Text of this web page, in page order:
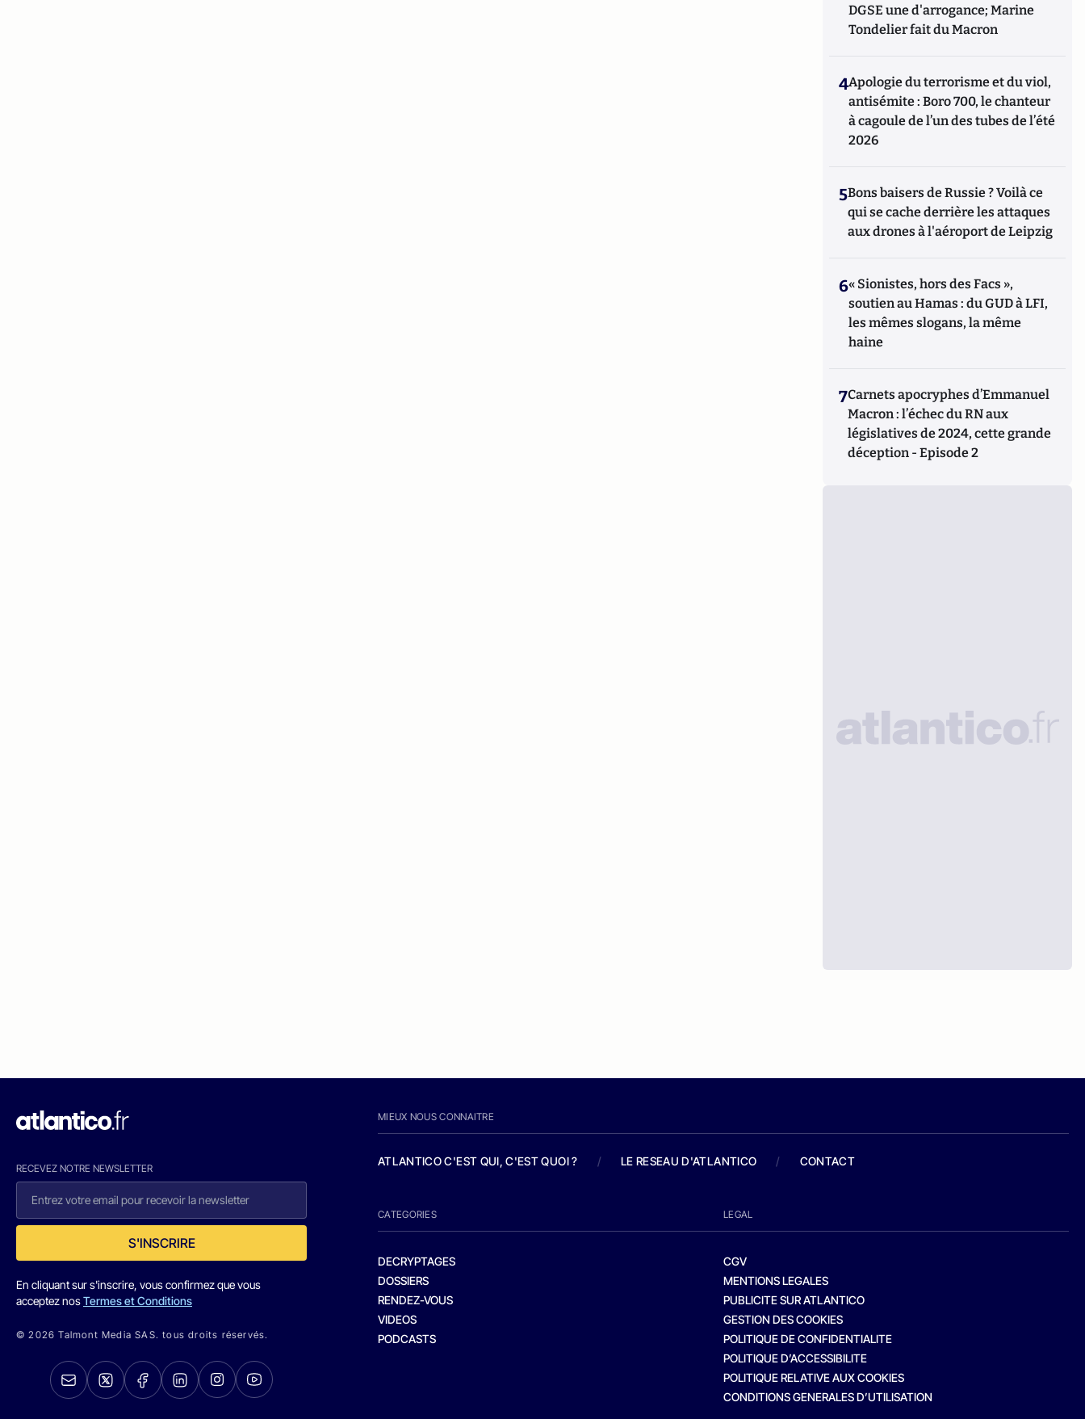
DGSE une d'arrogance; Marine
Tondelier fait du Macron
4Apologie du terrorisme et du viol,
antisémite : Boro 700, le chanteur
à cagoule de l’un des tubes de l’été
2026
5Bons baisers de Russie ? Voilà ce
qui se cache derrière les attaques
aux drones à l'aéroport de Leipzig
6« Sionistes, hors des Facs »,
soutien au Hamas : du GUD à LFI,
les mêmes slogans, la même
haine
7Carnets apocryphes d’Emmanuel
Macron : l’échec du RN aux
législatives de 2024, cette grande
déception - Episode 2
RECEVEZ NOTRE NEWSLETTER
S'INSCRIRE
En cliquant sur s'inscrire, vous confirmez que vous
acceptez nosTermes et Conditions
© 2026 Talmont Media SAS. tous droits réservés.
MIEUX NOUS CONNAITRE
ATLANTICO C'EST QUI, C'EST QUOI ? / LE RESEAU D'ATLANTICO / CONTACT
CATEGORIES
DECRYPTAGES
DOSSIERS
RENDEZ-VOUS
VIDEOS
PODCASTS
LEGAL
CGV
MENTIONS LEGALES
PUBLICITE SUR ATLANTICO
GESTION DES COOKIES
POLITIQUE DE CONFIDENTIALITE
POLITIQUE D’ACCESSIBILITE
POLITIQUE RELATIVE AUX COOKIES
CONDITIONS GENERALES D’UTILISATION